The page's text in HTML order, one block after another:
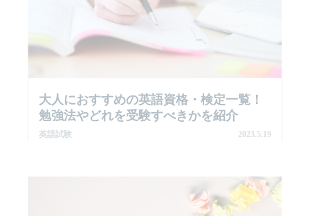
大人におすすめの英語資格・検定一覧！
勉強法やどれを受験すべきかを紹介
英語試験 2023.5.19